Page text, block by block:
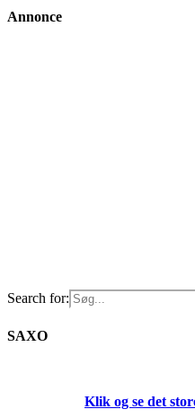
Annonce
Search for:
SAXO
Klik og se det